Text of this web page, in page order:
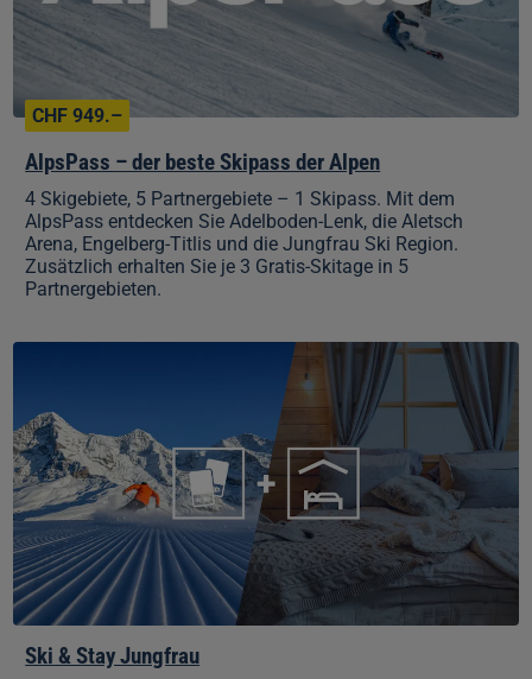
CHF 949.–
AlpsPass – der beste Skipass der Alpen
4 Skigebiete, 5 Partnergebiete – 1 Skipass. Mit dem
AlpsPass entdecken Sie Adelboden-Lenk, die Aletsch
Arena, Engelberg-Titlis und die Jungfrau Ski Region.
Zusätzlich erhalten Sie je 3 Gratis-Skitage in 5
Partnergebieten.
Ski
Jungfrau
Ski & Stay Jungfrau